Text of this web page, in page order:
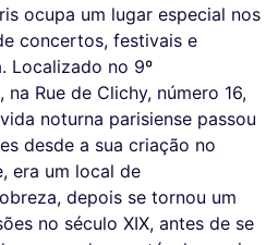
ocupa um lugar especial nos
concertos, festivais e
Localizado no 9º
Rue de Clichy, número 16,
noturna parisiense passou
desde a sua criação no
era um local de
depois se tornou um
no século XIX, antes de se